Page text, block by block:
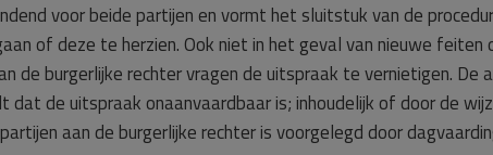
voor beide partijen en vormt het sluitstuk van de
of deze te herzien. Ook niet in het geval van nieuwe feiten
de burgerlijke rechter vragen de uitspraak te vernietigen. De
dat de uitspraak onaanvaardbaar is; inhoudelijk of door de
aan de burgerlijke rechter is voorgelegd door